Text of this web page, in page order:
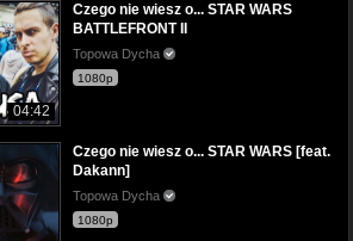
04:42
Czego nie wiesz o... STAR WARS
BATTLEFRONT II
Topowa Dycha
1080p
Czego nie wiesz o... STAR WARS [feat.
Dakann]
Topowa Dycha
1080p